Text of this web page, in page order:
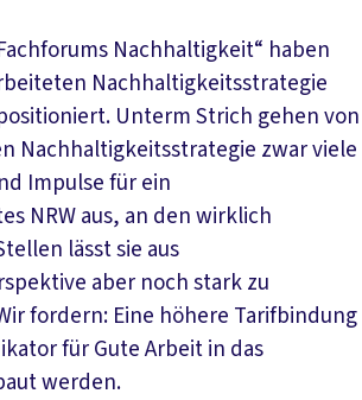
Nachhaltigkeit“ haben
Nachhaltigkeitsstrategie
Unterm Strich gehen von
Nachhaltigkeitsstrategie zwar viele
Impulse für ein
NRW aus, an den wirklich
lässt sie aus
aber noch stark zu
fordern: Eine höhere Tarifbindung
für Gute Arbeit in das
werden.